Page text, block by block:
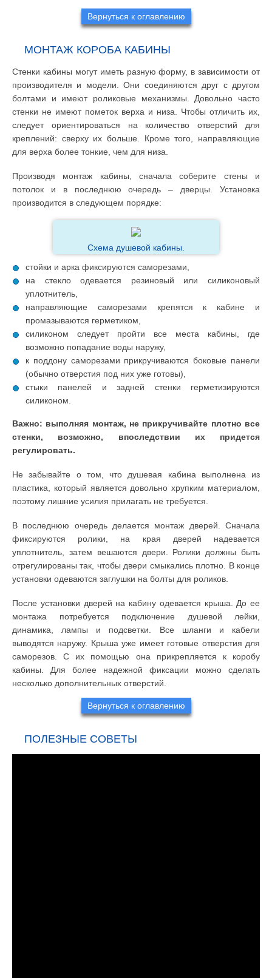
Вернуться к оглавлению
МОНТАЖ КОРОБА КАБИНЫ
Стенки кабины могут иметь разную форму, в зависимости от
производителя и модели. Они соединяются друг с другом
болтами и имеют роликовые механизмы. Довольно часто
стенки не имеют пометок верха и низа. Чтобы отличить их,
следует ориентироваться на количество отверстий для
креплений: сверху их больше. Кроме того, направляющие
для верха более тонкие, чем для низа.
Производя монтаж кабины, сначала соберите стены и
потолок и в последнюю очередь – дверцы. Установка
производится в следующем порядке:
Схема душевой кабины.
стойки и арка фиксируются саморезами,
на стекло одевается резиновый или силиконовый
уплотнитель,
направляющие саморезами крепятся к кабине и
промазываются герметиком,
силиконом следует пройти все места кабины, где
возможно попадание воды наружу,
к поддону саморезами прикручиваются боковые панели
(обычно отверстия под них уже готовы),
стыки панелей и задней стенки герметизируются
силиконом.
Важно: выполняя монтаж, не прикручивайте плотно все
стенки, возможно, впоследствии их придется
регулировать.
Не забывайте о том, что душевая кабина выполнена из
пластика, который является довольно хрупким материалом,
поэтому лишние усилия прилагать не требуется.
В последнюю очередь делается монтаж дверей. Сначала
фиксируются ролики, на края дверей надевается
уплотнитель, затем вешаются двери. Ролики должны быть
отрегулированы так, чтобы двери смыкались плотно. В конце
установки одеваются заглушки на болты для роликов.
После установки дверей на кабину одевается крыша. До ее
монтажа потребуется подключение душевой лейки,
динамика, лампы и подсветки. Все шланги и кабели
выводятся наружу. Крыша уже имеет готовые отверстия для
саморезов. С их помощью она прикрепляется к коробу
кабины. Для более надежной фиксации можно сделать
несколько дополнительных отверстий.
Вернуться к оглавлению
ПОЛЕЗНЫЕ СОВЕТЫ